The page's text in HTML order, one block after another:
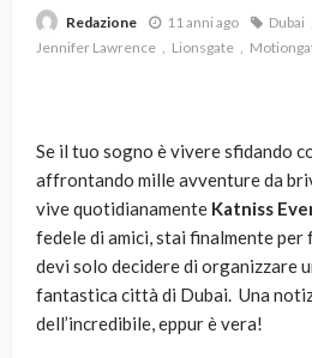
Redazione 11 anni ago Dubai
Jennifer Lawrence
Lionsgate
Se il tuo sogno è vivere sfidando
affrontando mille avventure da
vive quotidianamente Katniss
fedele di amici, stai finalmente
devi solo decidere di organizzare
fantastica città di Dubai. Una
dell’incredibile, eppur è vera!